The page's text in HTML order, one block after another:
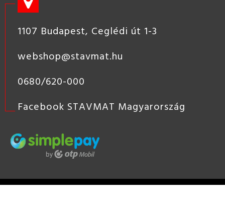
1107 Budapest, Ceglédi út 1-3
webshop@stavmat.hu
0680/620-000
Facebook STAVMAT Magyarország